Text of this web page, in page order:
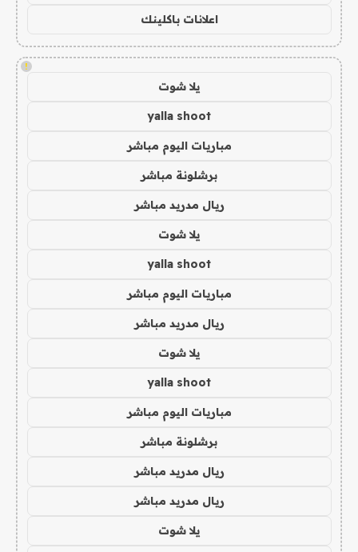
اعلانات باكلينك
!
يلا شوت
yalla shoot
مباريات اليوم مباشر
برشلونة مباشر
ريال مدريد مباشر
يلا شوت
yalla shoot
مباريات اليوم مباشر
ريال مدريد مباشر
يلا شوت
yalla shoot
مباريات اليوم مباشر
برشلونة مباشر
ريال مدريد مباشر
ريال مدريد مباشر
يلا شوت